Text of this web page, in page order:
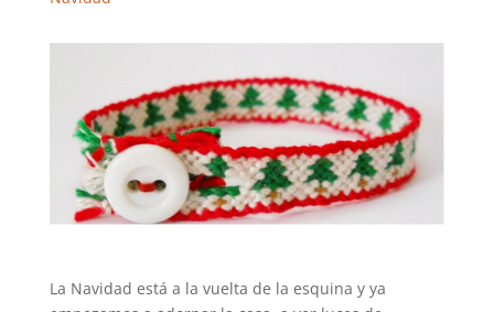
La Navidad está a la vuelta de la esquina y ya